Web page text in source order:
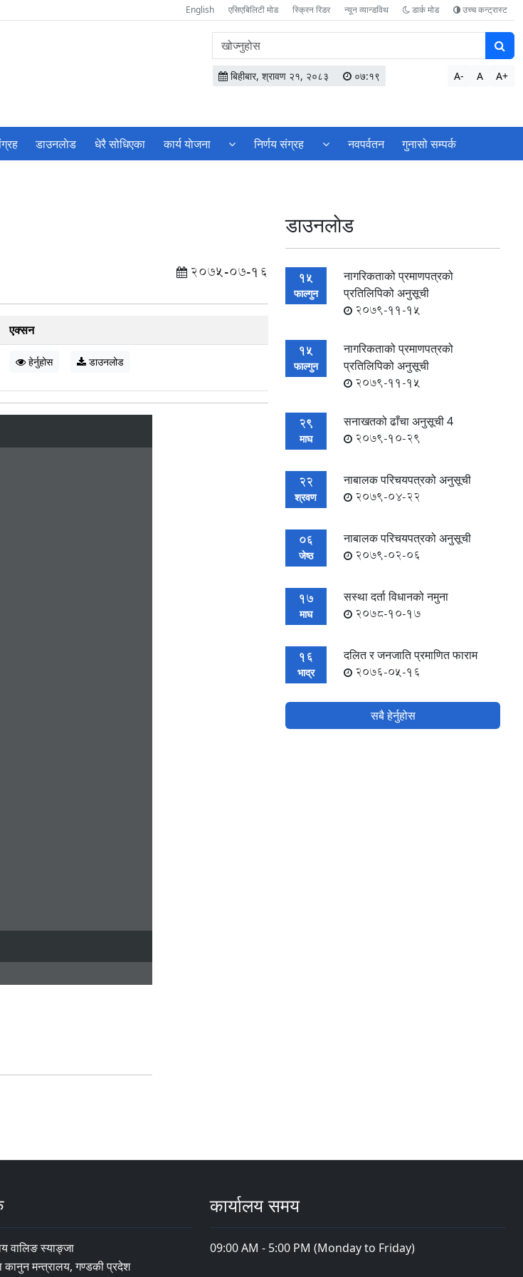
English एसिएबिलिटी मोड स्क्रिन रिडर न्यून व्यान्डविथ डार्क मोड उच्च कन्ट्रास्ट
वेबसाइटमा
सामग्री
खोज्नुहोस
बिहीबार, श्रावण २१, २०८३ ०७:१९ A- A A+
डाउनलाेड धेरै सोधिएका कार्य याेजना निर्णय संग्रह नवपर्वतन गुनासो सम्पर्क
2075-07-16
एक्सन
हेर्नुहोस डाउनलोड
डाउनलाेड
15
फाल्गुन
नागरिकताको प्रमाणपत्रको
प्रतिलिपिको अनुसूची
2079-11-15
15
फाल्गुन
नागरिकताको प्रमाणपत्रको
प्रतिलिपिको अनुसूची
2079-11-15
29
माघ
सनाखतको ढाँचा अनुसूची 4
2079-10-29
22
श्रवण
नाबालक परिचयपत्रको अनुसूची
2079-04-22
06
जेष्ठ
नाबालक परिचयपत्रको अनुसूची
2079-02-06
17
माघ
स‌स्था दर्ता विधानको नमुना
2078-10-17
16
भाद्र
दलित र जनजाति प्रमाणित फाराम
2076-05-16
सबै हेर्नुहोस
वालिङ स्याङ्जा
कानुन मन्त्रालय, गण्डकी प्रदेश
कार्यालय समय
09:00 AM - 5:00 PM (Monday to Friday)